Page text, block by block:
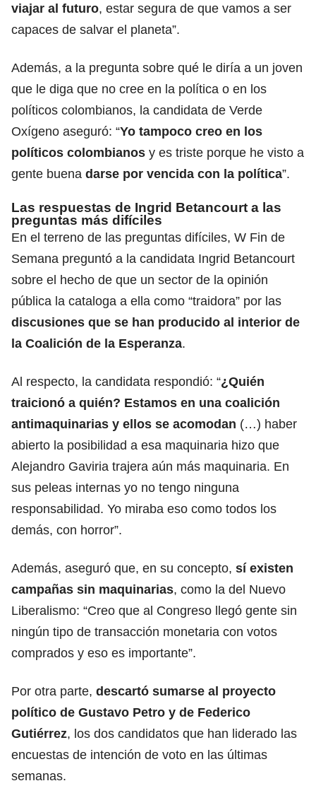
viajar al futuro, estar segura de que vamos a ser
capaces de salvar el planeta”.
Además, a la pregunta sobre qué le diría a un joven
que le diga que no cree en la política o en los
políticos colombianos, la candidata de Verde
Oxígeno aseguró: “Yo tampoco creo en los
políticos colombianos y es triste porque he visto a
gente buena darse por vencida con la política”.
Las respuestas de Ingrid Betancourt a las
preguntas más difíciles
En el terreno de las preguntas difíciles, W Fin de
Semana preguntó a la candidata Ingrid Betancourt
sobre el hecho de que un sector de la opinión
pública la cataloga a ella como “traidora” por las
discusiones que se han producido al interior de
la Coalición de la Esperanza.
Al respecto, la candidata respondió: “¿Quién
traicionó a quién? Estamos en una coalición
antimaquinarias y ellos se acomodan (…) haber
abierto la posibilidad a esa maquinaria hizo que
Alejandro Gaviria trajera aún más maquinaria. En
sus peleas internas yo no tengo ninguna
responsabilidad. Yo miraba eso como todos los
demás, con horror”.
Además, aseguró que, en su concepto, sí existen
campañas sin maquinarias, como la del Nuevo
Liberalismo: “Creo que al Congreso llegó gente sin
ningún tipo de transacción monetaria con votos
comprados y eso es importante”.
Por otra parte, descartó sumarse al proyecto
político de Gustavo Petro y de Federico
Gutiérrez, los dos candidatos que han liderado las
encuestas de intención de voto en las últimas
semanas.